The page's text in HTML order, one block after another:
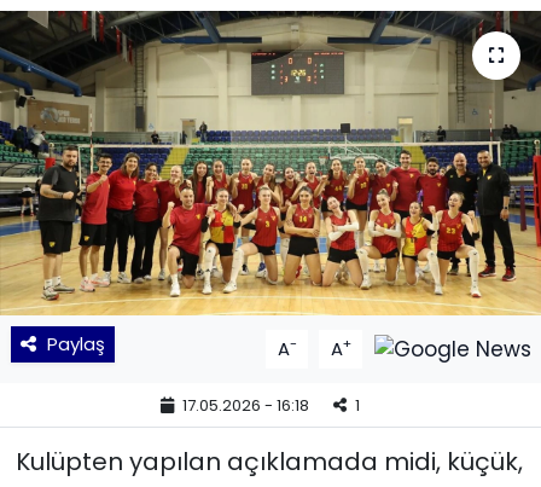
Paylaş A- A+
17.05.2026 - 16:18 1
Kulüpten yapılan açıklamada midi, küçük,
GÜNCEL
KÜLTÜR SANAT
MAGAZİN
POLİTİKA
SAĞLIK
Siyaset
TEKNOLOJİ